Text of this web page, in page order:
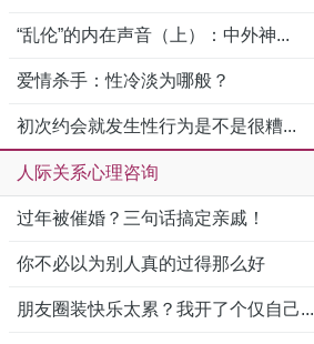
“乱伦”的内在声音（上）：中外神...
爱情杀手：性冷淡为哪般？
初次约会就发生性行为是不是很糟...
人际关系心理咨询
过年被催婚？三句话搞定亲戚！
你不必以为别人真的过得那么好
朋友圈装快乐太累？我开了个仅自己...